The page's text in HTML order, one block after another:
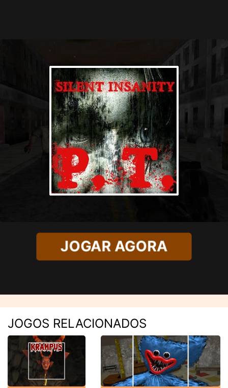
JOGAR AGORA
JOGOS RELACIONADOS